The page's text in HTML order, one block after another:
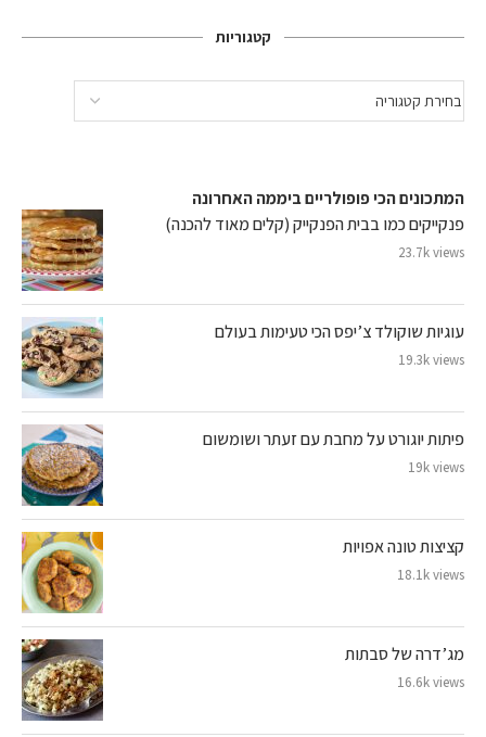
קטגוריות
המתכונים הכי פופולריים ביממה האחרונה
פנקייקים כמו בבית הפנקייק (קלים מאוד להכנה)
23.7k views
עוגיות שוקולד צ’יפס הכי טעימות בעולם
19.3k views
פיתות יוגורט על מחבת עם זעתר ושומשום
19k views
קציצות טונה אפויות
18.1k views
מג’דרה של סבתות
16.6k views